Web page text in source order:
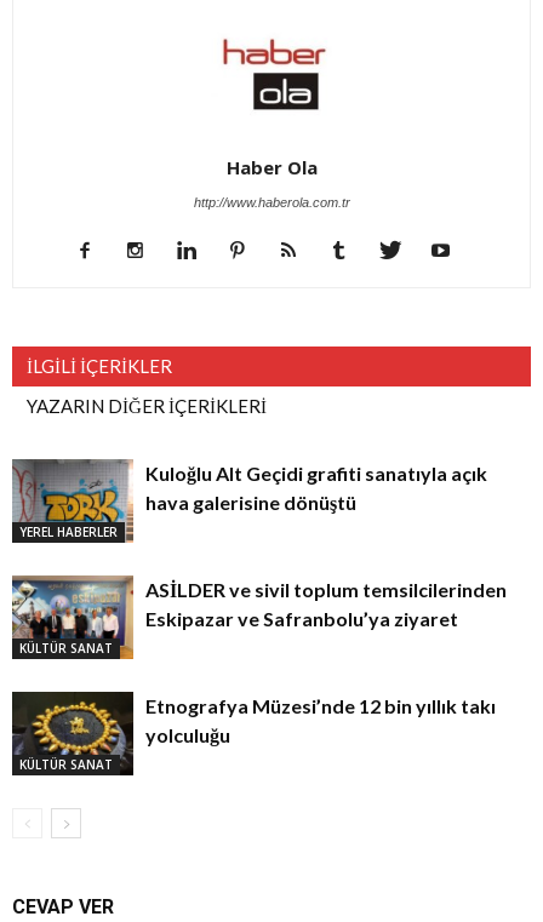
Haber Ola
http://www.haberola.com.tr
İLGİLİ İÇERİKLER
YAZARIN DİĞER İÇERİKLERİ
YEREL HABERLER
Kuloğlu Alt Geçidi grafiti sanatıyla açık
hava galerisine dönüştü
KÜLTÜR SANAT
ASİLDER ve sivil toplum temsilcilerinden
Eskipazar ve Safranbolu’ya ziyaret
KÜLTÜR SANAT
Etnografya Müzesi’nde 12 bin yıllık takı
yolculuğu
CEVAP VER